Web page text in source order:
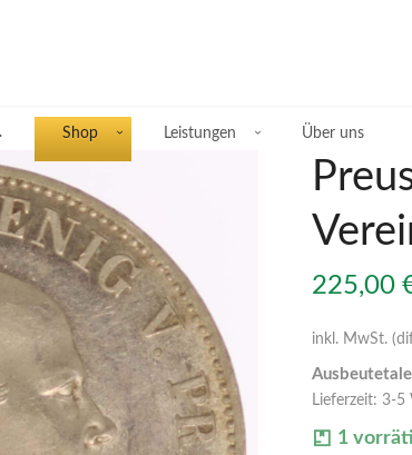
Shop
Übersicht Silberprodukte
Deutsche Silbermünzen
Silbermünzen übriges Europa
Silbermünzen übrige Welt
Leistungen Über uns
225,00
inkl. MwSt.
Lieferzeit: 3-5
1